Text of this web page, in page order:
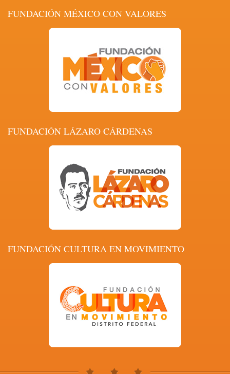
FUNDACIÓN MÉXICO CON VALORES
FUNDACIÓN LÁZARO CÁRDENAS
FUNDACIÓN CULTURA EN MOVIMIENTO